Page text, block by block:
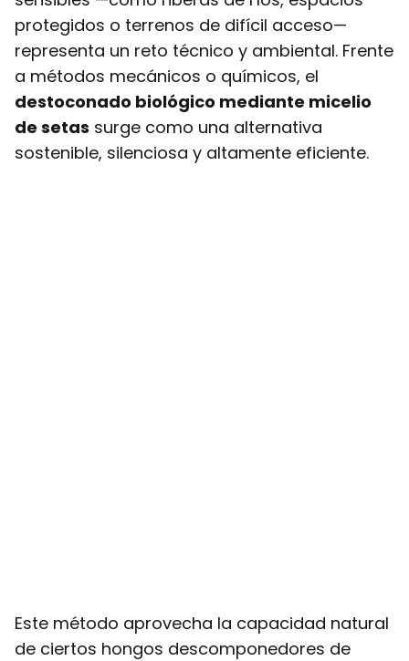
protegidos o terrenos de difícil acceso—
representa un reto técnico y ambiental. Frente
a métodos mecánicos o químicos, el
destoconado biológico mediante micelio
de setas surge como una alternativa
sostenible, silenciosa y altamente eficiente.
Este método aprovecha la capacidad natural
de ciertos hongos descomponedores de